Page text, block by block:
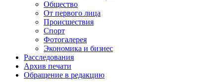
Общество
От первого лица
Происшествия
Спорт
Фотогалерея
Экономика и бизнес
Расследования
Архив печати
Обращение в редакцию